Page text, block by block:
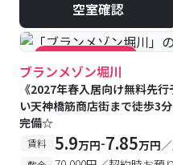
空室確認
#キャンペーン実施中
ブランメゾン堀川
《2027年春入居向け無料先
い天神橋筋商店街まで徒歩3
完備☆
賃料 5.9万円-7.85万円